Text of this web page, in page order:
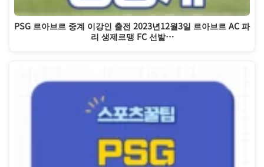
PSG 르아브르 중계 이강인 출전 2023년12월3일 르아브르 AC 파
리 생제르맹 FC 선발…